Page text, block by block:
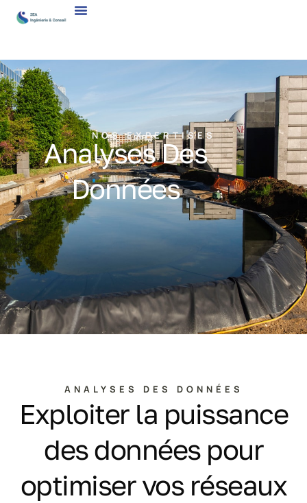
NOS EXPERTISES
Analyses Des
Données
ANALYSES DES DONNÉES
Exploiter la puissance
des données pour
optimiser vos réseaux